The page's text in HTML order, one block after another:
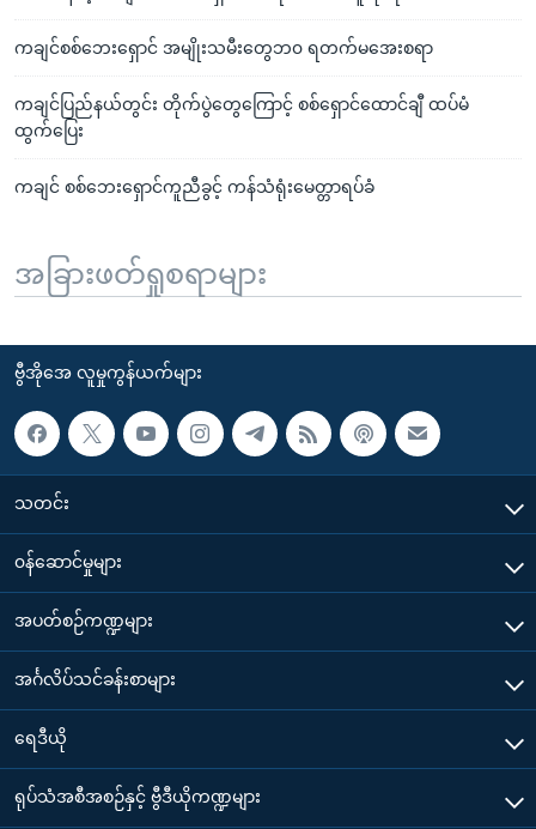
ကချင်စစ်ဘေးရှောင် အမျိုးသမီးတွေဘ၀ ရတက်မအေးစရာ
ကချင်ပြည်နယ်တွင်း တိုက်ပွဲတွေကြောင့် စစ်ရှောင်ထောင်ချီ ထပ်မံ
ထွက်ပြေး
ကချင် စစ်ဘေးရှောင်ကူညီခွင့် ကန်သံရုံးမေတ္တာရပ်ခံ
အခြားဖတ်ရှုစရာများ
ဗွီအိုအေ လူမှုကွန်ယက်များ
သတင်း
၀န်ဆောင်မှုများ
အပတ်စဉ်ကဏ္ဍများ
အင်္ဂလိပ်သင်ခန်းစာများ
ရေဒီယို
ရုပ်သံအစီအစဉ်နှင့် ဗွီဒီယိုကဏ္ဍများ